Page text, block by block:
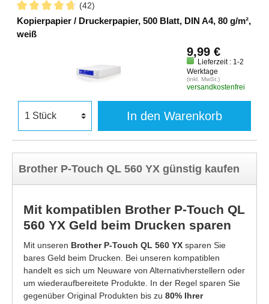
(42)
Kopierpapier / Druckerpapier, 500 Blatt, DIN A4, 80 g/m²,
weiß
9,99 €
Lieferzeit : 1-2
Werktage
(inkl. MwSt.)
versandkostenfrei
In den Warenkorb
Brother P-Touch QL 560 YX günstig kaufen
Mit kompatiblen Brother P-Touch QL
560 YX Geld beim Drucken sparen
Mit unseren Brother P-Touch QL 560 YX sparen Sie
bares Geld beim Drucken. Bei unseren kompatiblen
handelt es sich um Neuware von Alternativherstellern oder
um wiederaufbereitete Produkte. In der Regel sparen Sie
gegenüber Original Produkten bis zu 80% Ihrer